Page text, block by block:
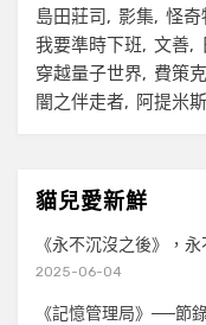
島田莊司
影集 怪奇
我要準時下班
文善
穿越量子世界
費策克
闇之伴走者
阿提米斯
貓兒愛新鮮
《永不沉沒之後》，
2025-06-04
《記憶管理局》──節